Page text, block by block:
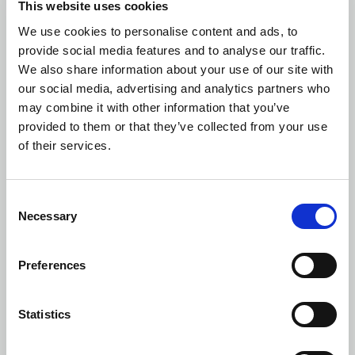
This website uses cookies
We use cookies to personalise content and ads, to
provide social media features and to analyse our traffic.
We also share information about your use of our site with
our social media, advertising and analytics partners who
may combine it with other information that you’ve
provided to them or that they’ve collected from your use
of their services.
Selection
Necessary
Preferences
Statistics